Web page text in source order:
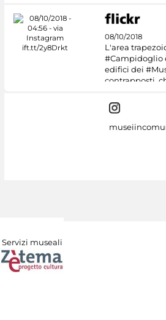
08/10/2018
L'area
#Campidoglio
edifici dei
contrapposti,
Servizi museali